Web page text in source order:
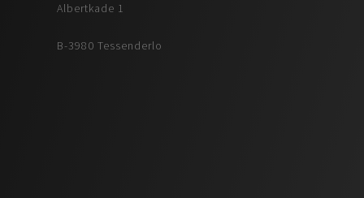
Albertkade 1
B-3980 Tessenderlo